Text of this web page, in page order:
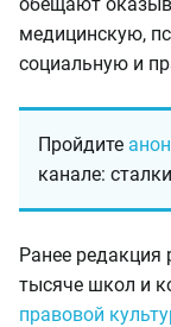
медицинскую,
социальную и
Пройдите
канале:
Ранее редакция
тысяче школ и
правовой